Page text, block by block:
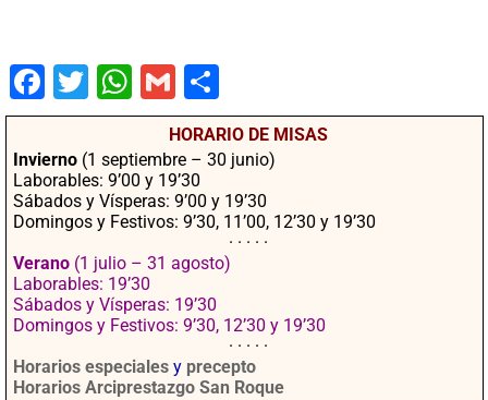
Fac
ebo
ok
Twit
ter
Wha
tsA
pp
Gm
ail
mpa
rtir
HORARIO DE MISAS
Invierno (1 septiembre – 30 junio)
Laborables: 9’00 y 19’30
Sábados y Vísperas: 9’00 y 19’30
Domingos y Festivos: 9’30, 11’00, 12’30 y 19’30
· · · · ·
Verano (1 julio – 31 agosto)
Laborables: 19’30
Sábados y Vísperas: 19’30
Domingos y Festivos: 9’30, 12’30 y 19’30
· · · · ·
Horarios especiales y precepto
Horarios Arciprestazgo San Roque